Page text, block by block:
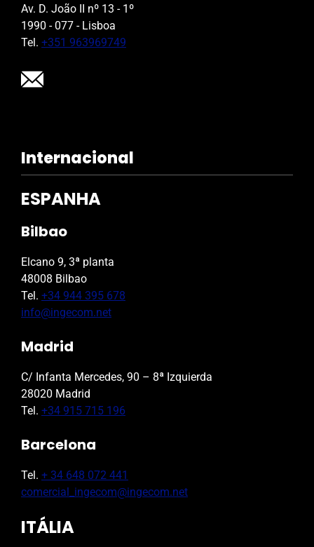
Av. D. João II nº 13 - 1º
1990 - 077 - Lisboa
Tel. +351 963969749
Internacional
ESPANHA
Bilbao
Elcano 9, 3ª planta
48008 Bilbao
Tel. +34 944 395 678
info@ingecom.net
Madrid
C/ Infanta Mercedes, 90 – 8ª Izquierda
28020 Madrid
Tel. +34 915 715 196
Barcelona
Tel. + 34 648 072 441
comercial_ingecom@ingecom.net
ITÁLIA